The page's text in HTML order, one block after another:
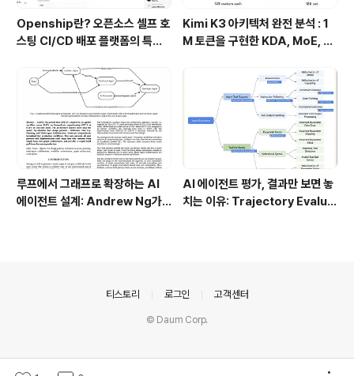
Openship란? 오픈소스 셀프 호
스팅 CI/CD 배포 플랫폼의 특징
Kimi K3 아키텍처 완전 분석 : 1
M 토큰을 구현한 KDA, MoE, Fl
핵심 기술
루프에서 그래프로 확장하는 AI
에이전트 설계: Andrew Ng가
AI 에이전트 평가, 결과만 보면 놓
치는 이유: Trajectory Evalua
티스토리 로그인 고객센터
© Daum Corp.